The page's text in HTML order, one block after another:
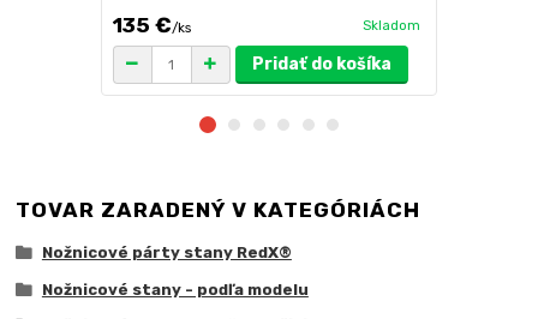
135 €/ks Skladom
Pridať do košíka
TOVAR ZARADENÝ V KATEGÓRIÁCH
Nožnicové párty stany RedX®
Nožnicové stany - podľa modelu